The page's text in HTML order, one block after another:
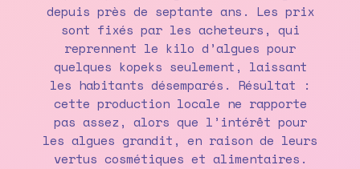
depuis près de septante ans. Les prix
sont fixés par les acheteurs, qui
reprennent le kilo d’algues pour
quelques kopeks seulement, laissant
les habitants désemparés. Résultat :
cette production locale ne rapporte
pas assez, alors que l’intérêt pour
les algues grandit, en raison de leurs
vertus cosmétiques et alimentaires.